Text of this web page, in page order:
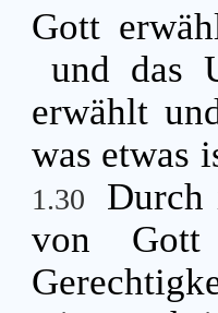
Gott
und das
erwählt
was etwas
1.30
Durch
von